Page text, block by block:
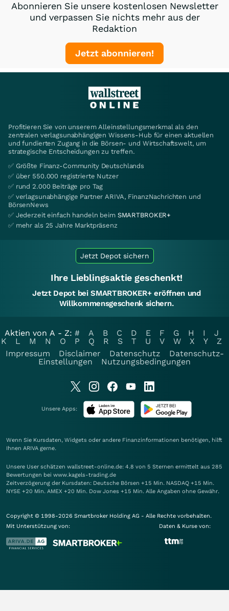
Abonnieren Sie unsere kostenlosen Newsletter
und verpassen Sie nichts mehr aus der
Redaktion
Jetzt abonnieren!
Profitieren Sie von unserem Alleinstellungsmerkmal als den
zentralen verlagsunabhängigen Wissens-Hub für einen aktuellen
und fundierten Zugang in die Börsen- und Wirtschaftswelt, um
strategische Entscheidungen zu treffen.
✅ Größte Finanz-Community Deutschlands
✅ über 550.000 registrierte Nutzer
✅ rund 2.000 Beiträge pro Tag
✅ verlagsunabhängige Partner ARIVA, FinanzNachrichten und
BörsenNews
✅ Jederzeit einfach handeln beim SMARTBROKER+
✅ mehr als 25 Jahre Marktpräsenz
Jetzt Depot sichern
Ihre Lieblingsaktie geschenkt!
Jetzt Depot bei SMARTBROKER+ eröffnen und
Willkommensgeschenk sichern.
Aktien von A - Z: # A B C D E F G H I
J
K
L M N O P Q R S T U V W X Y
Z
Impressum
Disclaimer Datenschutz
Datenschutz-
Einstellungen
Nutzungsbedingungen
Unsere Apps:
Wenn Sie Kursdaten, Widgets oder andere Finanzinformationen benötigen, hilft
Ihnen ARIVA gerne.
Unsere User schätzen wallstreet-online.de: 4.8 von 5 Sternen ermittelt aus 285
Bewertungen bei www.kagels-trading.de
Zeitverzögerung der Kursdaten: Deutsche Börsen +15 Min. NASDAQ +15 Min.
NYSE +20 Min. AMEX +20 Min. Dow Jones +15 Min. Alle Angaben ohne Gewähr.
Copyright © 1998-2026 Smartbroker Holding AG - Alle Rechte vorbehalten.
Mit Unterstützung von:
Daten & Kurse von: